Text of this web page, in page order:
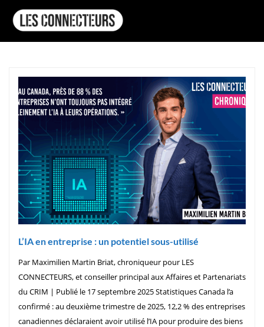
L’IA en entreprise : un potentiel sous-utilisé
Par Maximilien Martin Briat, chroniqueur pour LES
CONNECTEURS, et conseiller principal aux Affaires et Partenariats
du CRIM | Publié le 17 septembre 2025 Statistiques Canada l’a
confirmé : au deuxième trimestre de 2025, 12,2 % des entreprises
canadiennes déclaraient avoir utilisé l’IA pour produire des biens